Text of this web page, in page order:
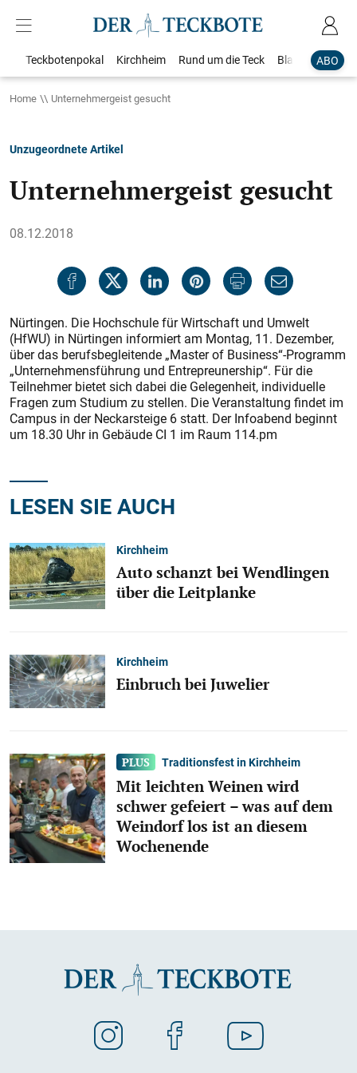
ABO
Teckbotenpokal Kirchheim Rund um die Teck Blaulicht
Home Unternehmergeist gesucht
Unzugeordnete Artikel
Unternehmergeist gesucht
08.12.2018
Nürtingen. Die Hochschule für Wirtschaft und Umwelt
(HfWU) in Nürtingen informiert am Montag, 11. Dezember,
über das berufsbegleitende „Master of Business“-Programm
„Unternehmensführung und Entrepreunership“. Für die
Teilnehmer bietet sich dabei die Gelegenheit, individuelle
Fragen zum Studium zu stellen. Die Veranstaltung findet im
Campus in der Neckarsteige 6 statt. Der Infoabend beginnt
um 18.30 Uhr in Gebäude CI 1 im Raum 114.pm
LESEN SIE AUCH
Kirchheim
Auto schanzt bei Wendlingen
über die Leitplanke
Kirchheim
Einbruch bei Juwelier
Traditionsfest in Kirchheim
Mit leichten Weinen wird
schwer gefeiert – was auf dem
Weindorf los ist an diesem
Wochenende